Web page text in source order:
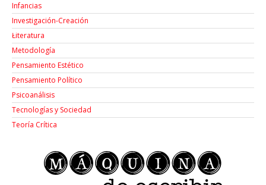
Infancias
Investigación-Creación
Łiteratura
Metodología
Pensamiento Estético
Pensamiento Político
Psicoanálisis
Tecnologías y Sociedad
Teoría Crítica